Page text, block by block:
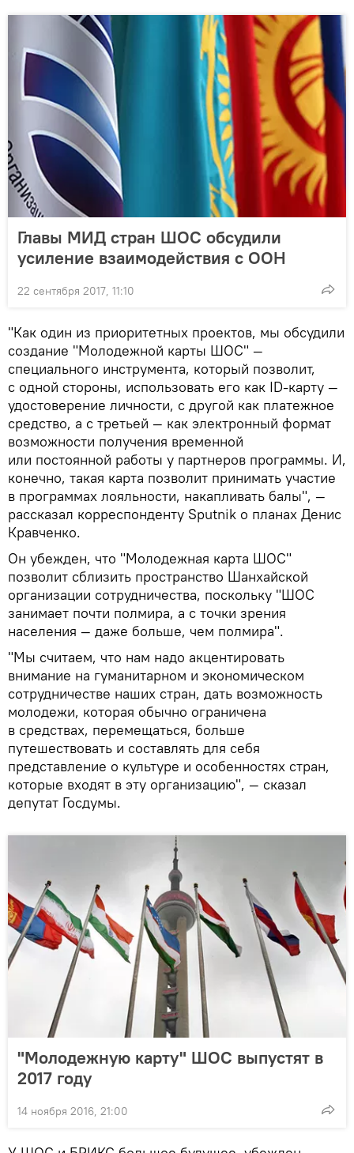
Главы МИД стран ШОС обсудили
усиление взаимодействия с ООН
22 сентября 2017, 11:10
"Как один из приоритетных проектов, мы обсудили
создание "Молодежной карты ШОС" —
специального инструмента, который позволит,
с одной стороны, использовать его как ID-карту —
удостоверение личности, c другой как платежное
средство, а с третьей — как электронный формат
возможности получения временной
или постоянной работы у партнеров программы. И,
конечно, такая карта позволит принимать участие
в программах лояльности, накапливать балы", —
рассказал корреспонденту Sputnik о планах Денис
Кравченко.
Он убежден, что "Молодежная карта ШОС"
позволит сблизить пространство Шанхайской
организации сотрудничества, поскольку "ШОС
занимает почти полмира, а с точки зрения
населения — даже больше, чем полмира".
"Мы считаем, что нам надо акцентировать
внимание на гуманитарном и экономическом
сотрудничестве наших стран, дать возможность
молодежи, которая обычно ограничена
в средствах, перемещаться, больше
путешествовать и составлять для себя
представление о культуре и особенностях стран,
которые входят в эту организацию", — сказал
депутат Госдумы.
"Молодежную карту" ШОС выпустят в
2017 году
14 ноября 2016, 21:00